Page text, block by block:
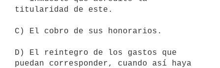
titularidad de este.
C) El cobro de sus honorarios.
D) El reintegro de los gastos que
puedan corresponder, cuando así haya